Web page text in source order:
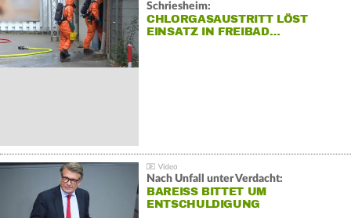
Schriesheim:
CHLORGASAUSTRITT LÖST
EINSATZ IN FREIBAD…
Nach Unfall unter Verdacht:
BAREISS BITTET UM E
NTSCHULDIGUNG